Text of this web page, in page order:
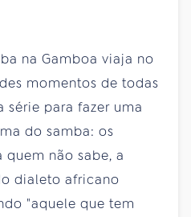
na Gamboa viaja no
momentos de todas
série para fazer uma
do samba: os
quem não sabe, a
dialeto africano
"aquele que tem